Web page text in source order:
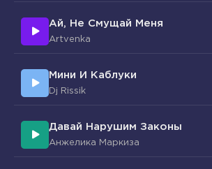
Я кружилась без оглядки
А потом в моей косе
Ой, не зря выросла
Ой, не зря бы ночной дали
Ой, не зря бы моей груди
Колокольцы звали
Ай, Не Смущай Меня
Artvenka
Мини И Каблуки
Dj Rissik
Давай Нарушим Законы
Анжелика Маркиза